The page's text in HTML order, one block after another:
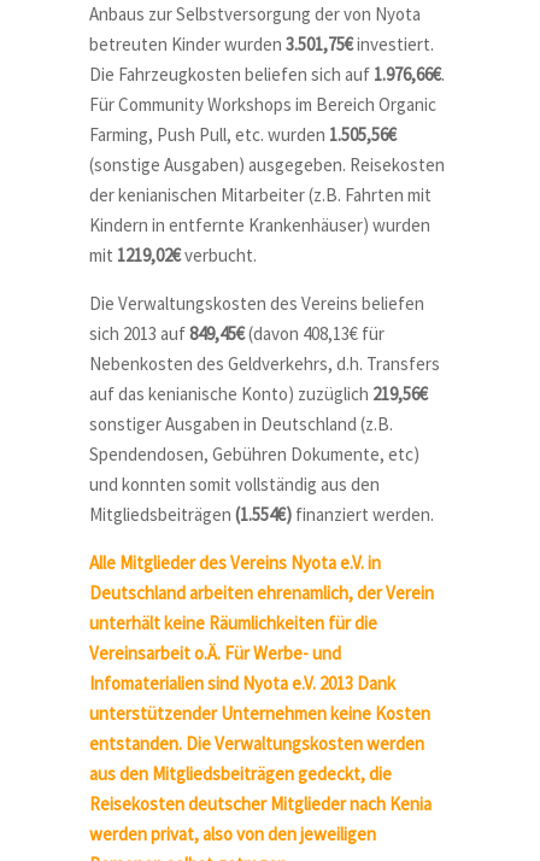
Anbaus zur Selbstversorgung der von Nyota
betreuten Kinder wurden 3.501,75€investiert.
Die Fahrzeugkosten beliefen sich auf 1.976,66€.
Für Community Workshops im Bereich Organic
Farming, Push Pull, etc. wurden 1.505,56€
(sonstige Ausgaben) ausgegeben. Reisekosten
der kenianischen Mitarbeiter (z.B. Fahrten mit
Kindern in entfernte Krankenhäuser) wurden
mit 1219,02€verbucht.
Die Verwaltungskosten des Vereins beliefen
sich 2013 auf849,45€(davon 408,13€ für
Nebenkosten des Geldverkehrs, d.h. Transfers
auf das kenianische Konto) zuzüglich 219,56€
sonstiger Ausgaben in Deutschland (z.B.
Spendendosen, Gebühren Dokumente, etc)
und konnten somit vollständig aus den
Mitgliedsbeiträgen (1.554€) finanziert werden.
Alle Mitglieder des Vereins Nyota e.V. in
Deutschland arbeiten ehrenamlich, der Verein
unterhält keine Räumlichkeiten für die
Vereinsarbeit o.Ä. Für Werbe- und
Infomaterialien sind Nyota e.V. 2013 Dank
unterstützender Unternehmen keine Kosten
entstanden. Die Verwaltungskosten werden
aus den Mitgliedsbeiträgen gedeckt, die
Reisekosten deutscher Mitglieder nach Kenia
werden privat, also von den jeweiligen